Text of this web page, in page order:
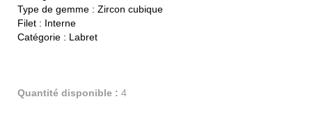
Type de gemme : Zircon cubique
Filet : Interne
Catégorie : Labret
Quantité disponible : 4